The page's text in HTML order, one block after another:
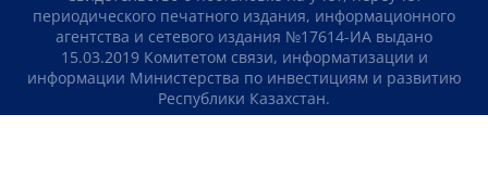
периодического печатного издания, информационного
агентства и сетевого издания №17614-ИА выдано
15.03.2019 Комитетом связи, информатизации и
информации Министерства по инвестициям и развитию
Республики Казахстан.